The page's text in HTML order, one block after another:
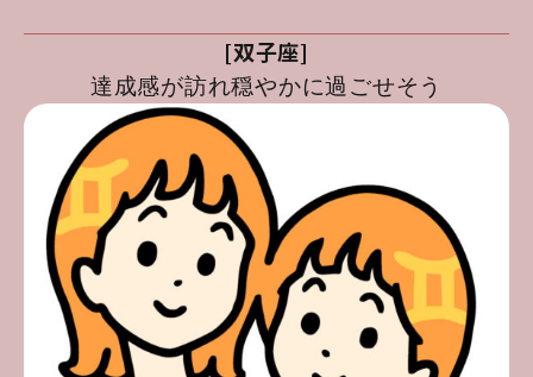
[双子座]
達成感が訪れ穏やかに過ごせそう